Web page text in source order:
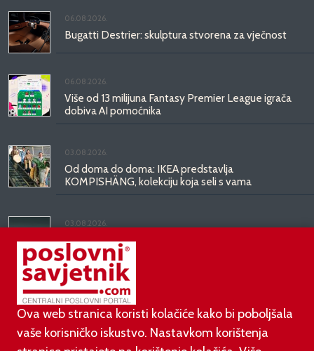
06.08.2026.
Bugatti Destrier: skulptura stvorena za vječnost
06.08.2026.
Više od 13 milijuna Fantasy Premier League igrača
dobiva AI pomoćnika
03.08.2026.
Od doma do doma: IKEA predstavlja
KOMPISHÄNG, kolekciju koja seli s vama
03.08.2026.
Kineski BYD predstavio luksuznu limuzinu veću od
Mercedesove S-klase, obećava domet do 1.000
kilometara
Ova web stranica koristi kolačiće kako bi poboljšala
vaše korisničko iskustvo. Nastavkom korištenja